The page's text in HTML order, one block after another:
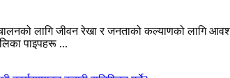
लागि जीवन रेखा र जनताको कल्याणको लागि
पाइपहरू ...